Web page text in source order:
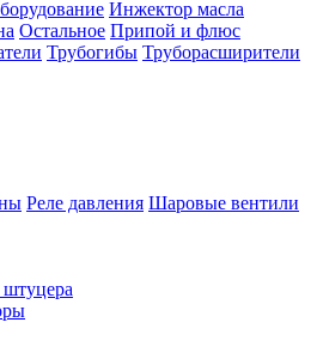
Инжектор масла
Остальное Припой и флюс
Трубогибы Труборасширители
Реле давления Шаровые вентили